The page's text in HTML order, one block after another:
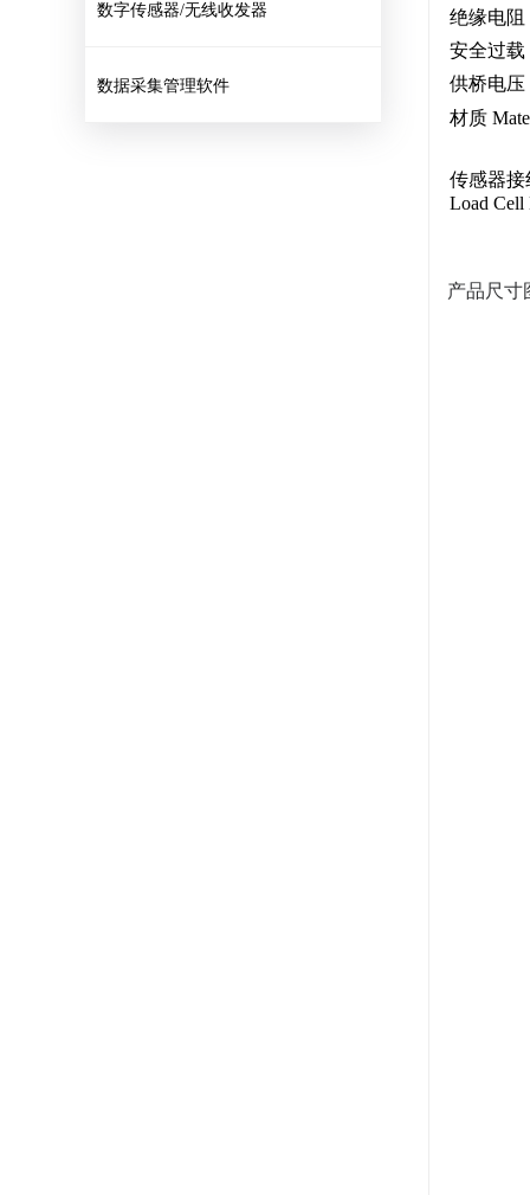
数字传感器/无线收发器
数据采集管理软件
绝缘电阻
安全过载
供桥电压
材质
传感器接
Load Cell
产品尺寸